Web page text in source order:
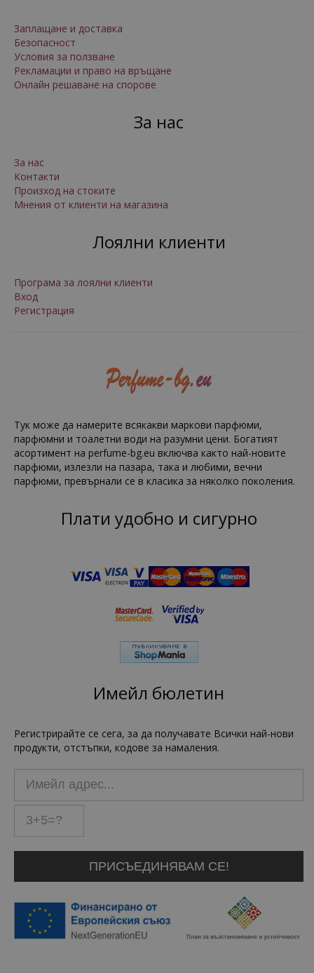
Заплащане и доставка
Безопасност
Условия за ползване
Рекламации и право на връщане
Онлайн решаване на спорове
За нас
За нас
Контакти
Произход на стоките
Мнения от клиенти на магазина
Лоялни клиенти
Програма за лоялни клиенти
Вход
Регистрация
Тук може да намерите всякакви маркови парфюми,
парфюмни и тоалетни води на разумни цени. Богатият
асортимент на perfume-bg.eu включва както най-новите
парфюми, излезли на пазара, така и любими, вечни
парфюми, превърнали се в класика за няколко поколения.
Плати удобно и сигурно
Имейл бюлетин
Регистрирайте се сега, за да получавате Всички най-нови
продукти, отстъпки, кодове за намаления.